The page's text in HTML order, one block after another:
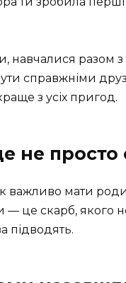
навчалися разом
справжніми
з усіх пригод.
не просто
важливо мати
— це скарб, якого
підводять.